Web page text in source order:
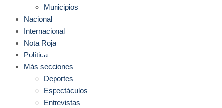
Municipios
Nacional
Internacional
Nota Roja
Política
Más secciones
Deportes
Espectáculos
Entrevistas